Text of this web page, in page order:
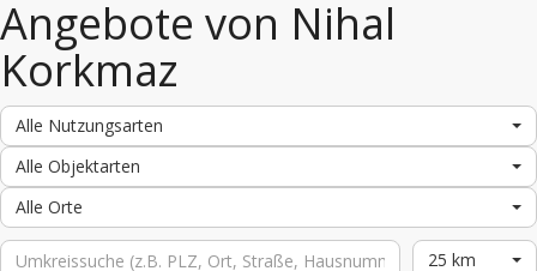
Angebote von Nihal
Korkmaz
Alle Nutzungsarten
Alle Objektarten
Alle Orte
25 km